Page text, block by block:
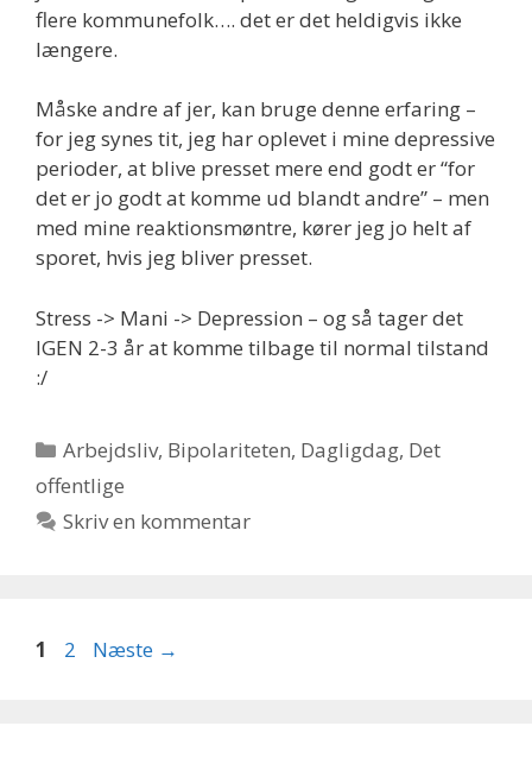
flere kommunefolk…. det er det heldigvis ikke
længere.
Måske andre af jer, kan bruge denne erfaring –
for jeg synes tit, jeg har oplevet i mine depressive
perioder, at blive presset mere end godt er “for
det er jo godt at komme ud blandt andre” – men
med mine reaktionsmøntre, kører jeg jo helt af
sporet, hvis jeg bliver presset.
Stress -> Mani -> Depression – og så tager det
IGEN 2-3 år at komme tilbage til normal tilstand
:/
Kategorier
Arbejdsliv, Bipolariteten, Dagligdag, Det
offentlige
Skriv en kommentar
Side
1 Side
2 Næste →